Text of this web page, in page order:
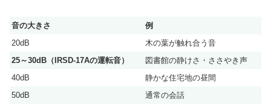
音の大きさ
例
20dB
木の葉が触れ合う音
25～30dB（IRSD-17Aの運転音）
図書館の静けさ・ささやき声
40dB
静かな住宅地の昼間
50dB
通常の会話